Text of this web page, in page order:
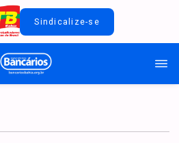
Sindicalize-se